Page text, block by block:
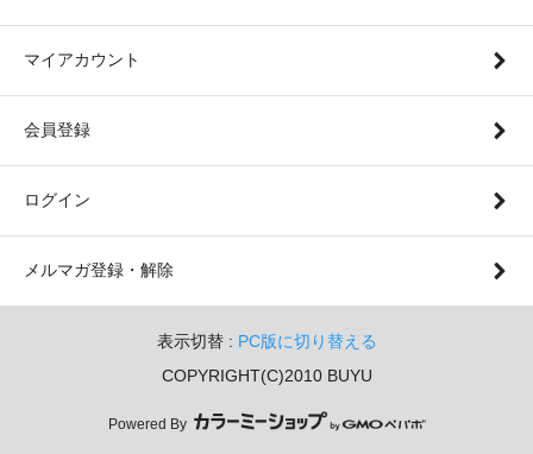
マイアカウント
会員登録
ログイン
メルマガ登録・解除
表示切替 : PC版に切り替える
COPYRIGHT(C)2010 BUYU
Powered By